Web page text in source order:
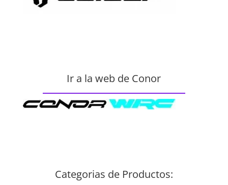
Ir a la web de Conor
Categorias de Productos: